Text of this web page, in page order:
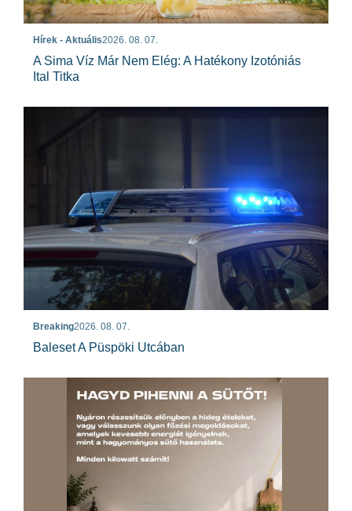
Hírek - Aktuális2026. 08. 07.
A Sima Víz Már Nem Elég: A Hatékony Izotóniás
Ital Titka
Breaking2026. 08. 07.
Baleset A Püspöki Utcában